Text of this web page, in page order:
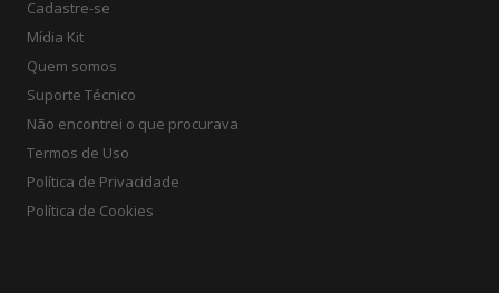
Cadastre-se
Mídia Kit
Quem somos
Suporte Técnico
Não encontrei o que procurava
Termos de Uso
Política de Privacidade
Política de Cookies